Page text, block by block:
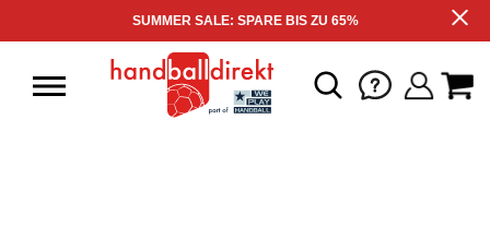
SUMMER SALE: SPARE BIS ZU 65%